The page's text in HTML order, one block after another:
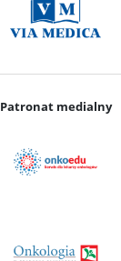
Patronat medialny